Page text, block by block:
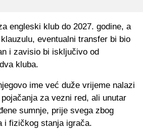
engleski klub do 2027. godine, a
eventualni transfer bi bio
i zavisio bi isključivo od
kluba.
ime već duže vrijeme nalazi
za vezni red, ali unutar
sumnje, prije svega zbog
i fizičkog stanja igrača.